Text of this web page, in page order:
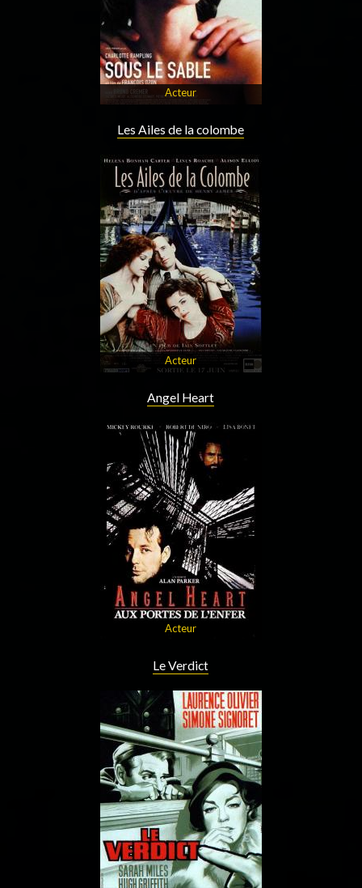
Acteur
Les Ailes de la colombe
Acteur
Angel Heart
Acteur
Le Verdict